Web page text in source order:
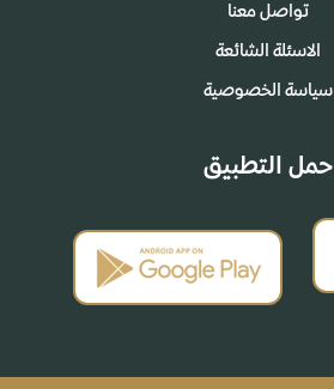
تواصل معنا
الاسئلة الشائعة
سياسة الخصوصية
حمل التطبيق